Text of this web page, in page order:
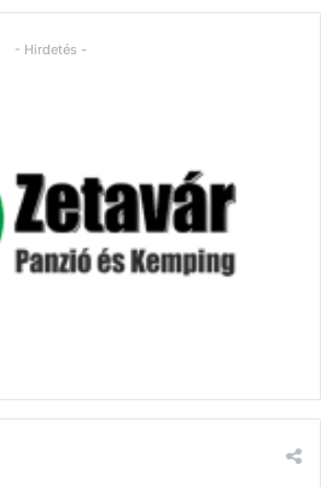
- Hirdetés -